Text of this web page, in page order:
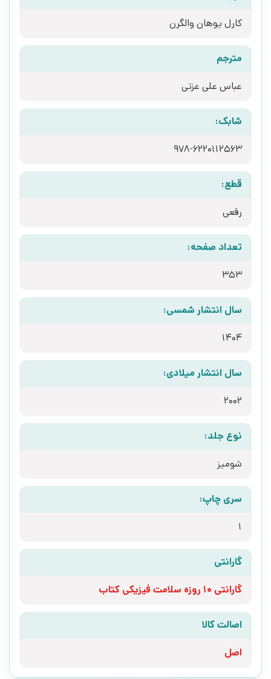
کارل یوهان والگرن
مترجم
عباس علی عزتی
شابک:
قطع:
رقعی
تعداد صفحه:
353
سال انتشار شمسی:
1404
سال انتشار میلادی:
2002
نوع جلد:
شومیز
سری چاپ:
1
گارانتی
گارانتی 10 روزه سلامت فیزیکی کتاب
اصالت کالا
اصل